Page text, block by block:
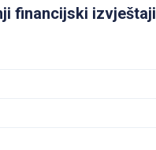
financijski izvještaji